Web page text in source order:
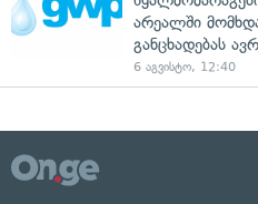
არეალში
განცხადებას
6 აგვისტო, 12:40